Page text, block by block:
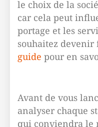
le choix de la
car cela peut
portage et les
souhaitez
guide pour en
Avant de vous
analyser chaque
qui conviendra le